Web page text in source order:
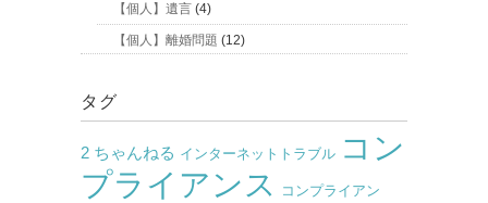
【個人】遺言 (4)
【個人】離婚問題 (12)
タグ
2 ちゃんねる インターネットトラブル コン
プライアンス
コンプライアン